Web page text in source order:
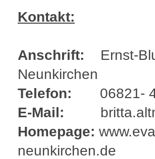
Kontakt:
Anschrift: Ernst-
Neunkirchen
Telefon: 06821-
E-Mail:
Homepage:
neunkirchen.de